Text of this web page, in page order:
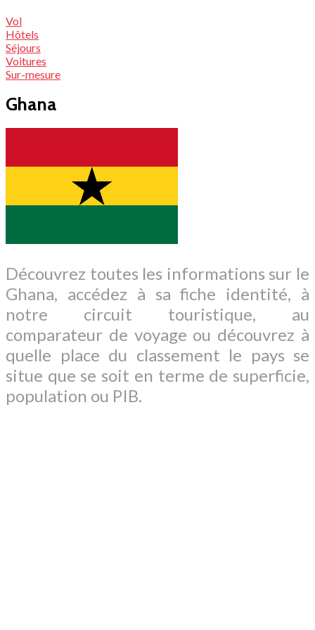
Vol
Hôtels
Séjours
Voitures
Sur-mesure
Ghana
Découvrez toutes les informations sur le
Ghana, accédez à sa fiche identité, à
notre circuit touristique, au
comparateur de voyage ou découvrez à
quelle place du classement le pays se
situe que se soit en terme de superficie,
population ou PIB.